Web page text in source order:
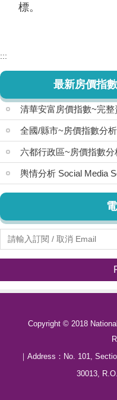
標。
:::
最新房價指
清華安富房價指數~完整
全國/縣市~房價指數分
六都行政區~房價指數
輿情分析 Social Media
最新消息 News
關於我們 About us
Copyright © 2018
｜Address： No. 101,
30013,